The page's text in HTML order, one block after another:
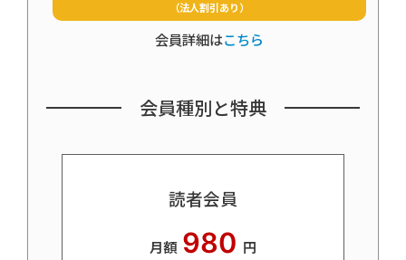
（法人割引あり）
会員詳細はこちら
会員種別と特典
読者会員
月額 980 円